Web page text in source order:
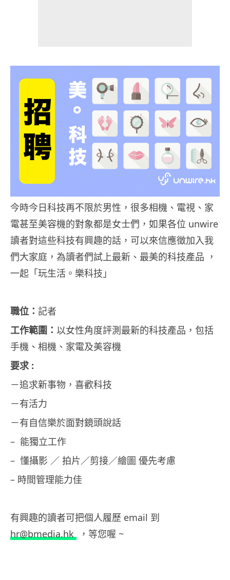
今時今日科技再不限於男性，很多相機、電視、家
電甚至美容機的對象都是女士們，如果各位 unwire
讀者對這些科技有興趣的話，可以來信應徵加入我
們大家庭，為讀者們試上最新、最美的科技產品 ，
一起「玩生活。樂科技」
職位： 記者
工作範圍： 以女性角度評測最新的科技產品，包括
手機、相機、家電及美容機
要求 :
－追求新事物，喜歡科技
－有活力
－有自信樂於面對鏡頭說話
– 能獨立工作
– 懂攝影 ／ 拍片／剪接／繪圖 優先考慮
– 時間管理能力佳
有興趣的讀者可把個人履歷 email 到
hr@bmedia.hk ，等您喔 ~